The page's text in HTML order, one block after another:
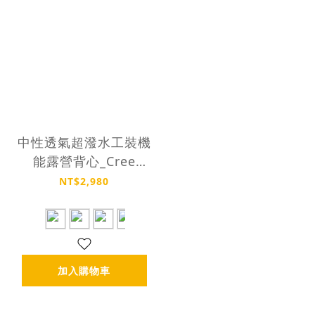
中性透氣超潑水工裝機
能露營背心_Cree
Vest
NT$2,980
加入購物車